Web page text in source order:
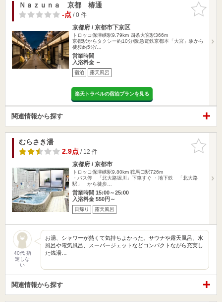
お気に入
りに追加
Ｎａｚｕｎａ 京都 椿通
-点/ 0 件
京都府 / 京都市下京区
トロッコ保津峡駅9.79km 四条大宮駅366m
京都駅からタクシー約10分/阪急電鉄京都本「大宮」駅から
徒歩約5分/…
営業時間
入浴料金 ～
宿泊 露天風呂
楽天トラベルの宿泊プランを見る
関連情報から探す
お気に入
りに追加
むらさき湯
2.9点/ 12 件
京都府 / 京都市
トロッコ保津峡駅9.80km 鞍馬口駅726m
・バス停 「北大路堀川」下車すぐ ・地下鉄 「北大路
駅」 から徒歩…
営業時間 15:00～25:00
入浴料金 550円～
日帰り 露天風呂
40代 指
定しな
い
お湯、シャワーが熱くて気持ちよかった。サウナや露天風呂、水
風呂や電気風呂、スーパージェットなどコンパクトながら充実し
た銭湯…
関連情報から探す